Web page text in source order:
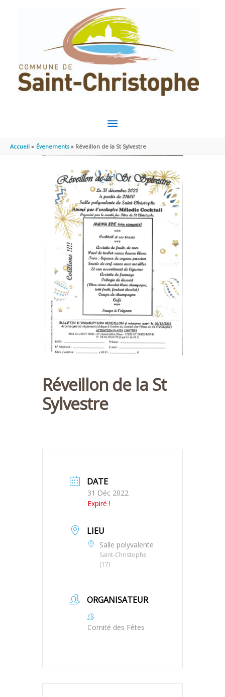
MENU
PRINCIPAL
Accueil Évenements Réveillon de la St Sylvestre
Réveillon de la St
Sylvestre
DATE
31 Déc 2022
Expiré !
LIEU
Salle polyvalente
Saint-Christophe
(17)
ORGANISATEUR
Comité des Fêtes